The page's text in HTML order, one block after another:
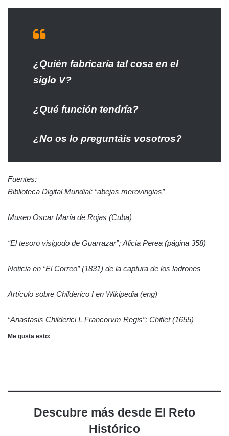
¿Quién fabricaría tal cosa en el
siglo V?
¿Qué función tendría?
¿No os lo preguntáis vosotros?
Fuentes:
Biblioteca Digital Mundial: “abejas merovingias”
Museo Oscar María de Rojas (Cuba)
“El tesoro visigodo de Guarrazar”; Alicia Perea (página 358)
Noticia en “El Correo” (1831) de la captura de los ladrones
Artículo sobre Childerico I en Wikipedia (eng)
“Anastasis Childerici I. Francorvm Regis”; Chiflet (1655)
Me gusta esto:
Descubre más desde El Reto
Histórico